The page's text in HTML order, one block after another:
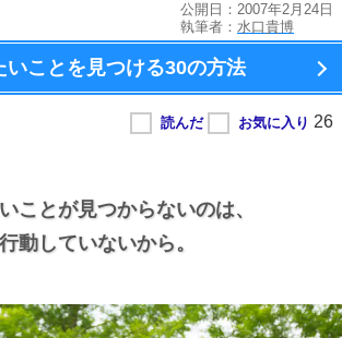
公開日：2007年2月24日
執筆者： 水口貴博
いことを見つける30の方法
ことが見つからないのは、
行動していないから。